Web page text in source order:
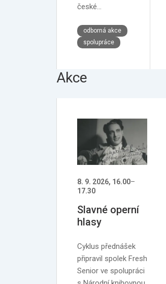
české…
odborná akce
spolupráce
Akce
8. 9. 2026, 16.00–
17.30
Slavné operní
hlasy
Cyklus přednášek
připravil spolek Fresh
Senior ve spolupráci